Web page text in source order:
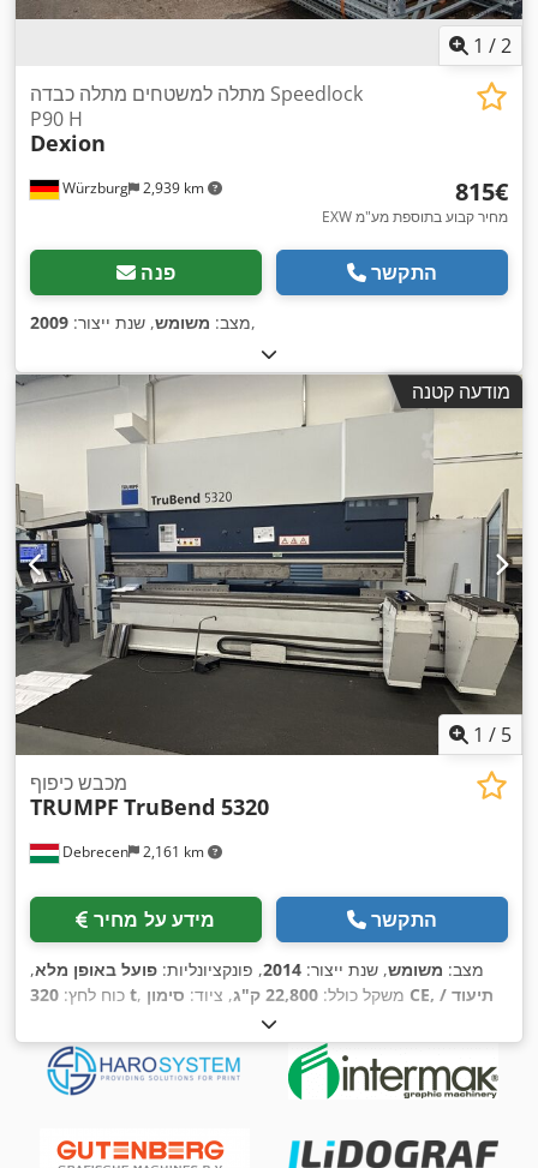
1 /2
Würzburg 2,939 km
מתלה למשטחים מתלה כבדה Speedlock
P90 H
Dexion
‏815 ‏€
EXW מחיר קבוע בתוספת מע"מ
פנה התקשר
מצב: משומש, שנת ייצור: 2009 ,
מודעה קטנה
1 / 5
Debrecen 2,161 km
מכבש כיפוף
TRUMPF TruBend 5320
מידע על מחיר התקשר
מצב: משומש, שנת ייצור: 2014, פונקציונליות: פועל באופן מלא,
כוח לחץ: 320 t , משקל כולל: 22,800 ק"ג , ציוד: סימון CE, תיעוד /